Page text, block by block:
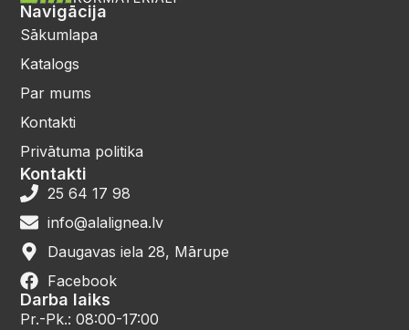
Navigācija
Sākumlapa
Katalogs
Par mums
Kontakti
Privātuma politika
Kontakti
25 64 17 98
info@alalignea.lv
Daugavas iela 28, Mārupe
Facebook
Darba laiks
Pr.-Pk.: 08:00-17:00